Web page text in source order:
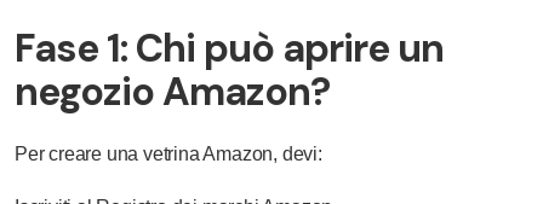
Fase 1: Chi può aprire un
negozio Amazon?
Per creare una vetrina Amazon, devi: